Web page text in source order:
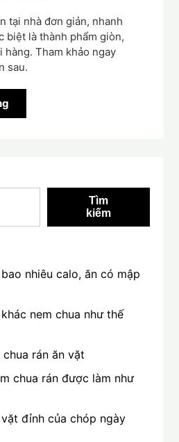
tại nhà đơn giản, nhanh
biệt là thành phẩm giòn,
hàng. Tham khảo ngay
sau.
Tìm
kiếm
nhiêu calo, ăn có mập
nem chua như thế
rán ăn vặt
chua rán được làm như
đỉnh của chóp ngày